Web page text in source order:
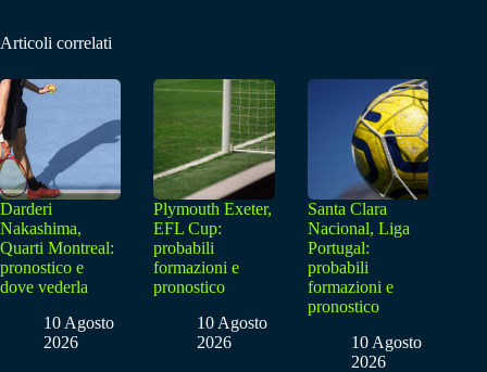
Articoli correlati
Darderi
Nakashima,
Quarti Montreal:
pronostico e
dove vederla
10 Agosto
2026
Plymouth Exeter,
EFL Cup:
probabili
formazioni e
pronostico
10 Agosto
2026
Santa Clara
Nacional, Liga
Portugal:
probabili
formazioni e
pronostico
10 Agosto
2026